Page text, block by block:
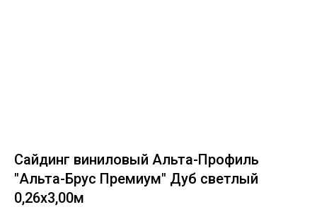
Сайдинг виниловый Альта-Профиль
"Альта-Брус Премиум" Дуб светлый
0,26х3,00м